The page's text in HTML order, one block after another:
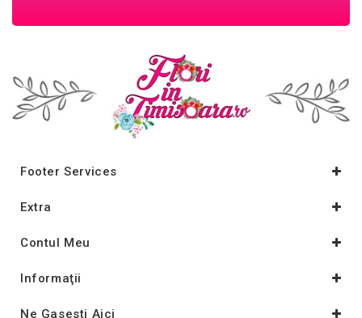
Footer Services
Extra
Contul Meu
Informaţii
Ne Gasesti Aici